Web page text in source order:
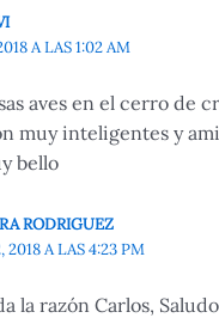
A LAS 1:02 AM
aves en el cerro de
muy inteligentes y
bello
RODRIGUEZ
2018 A LAS 4:23 PM
la razón Carlos,